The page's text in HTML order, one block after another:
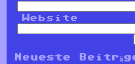
Website
Neueste